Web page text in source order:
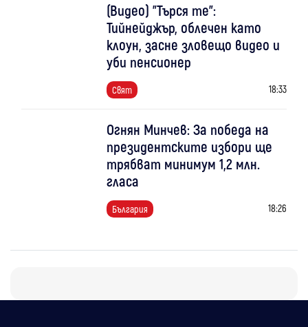
(Видео) "Търся те":
Тийнейджър, облечен като
клоун, засне зловещо видео и
уби пенсионер
Свят 18:33
Огнян Минчев: За победа на
президентските избори ще
трябват минимум 1,2 млн.
гласа
България 18:26